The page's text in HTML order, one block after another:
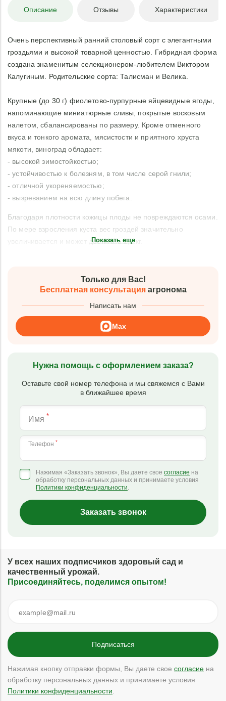
Описание Отзывы Характеристики
Очень перспективный ранний столовый сорт с элегантными
гроздьями и высокой товарной ценностью. Гибридная форма
создана знаменитым селекционером-любителем Виктором
Калугиным. Родительские сорта: Талисман и Велика.
Крупные (до 30 г) фиолетово-пурпурные яйцевидные ягоды,
напоминающие миниатюрные сливы, покрытые восковым
налетом, сбалансированы по размеру. Кроме отменного
вкуса и тонкого аромата, мясистости и приятного хруста
мякоти, виноград обладает:
- высокой зимостойкостью;
- устойчивостью к болезням, в том числе серой гнили;
- отличной укореняемостью;
- вызреванием на всю длину побега.
Благодаря плотности кожицы плоды не повреждаются осами.
По мере взросления куста вес гроздей значительно
увеличивается и может достигать 1,2 кг.
Показать еще
Только для Вас!
Бесплатная консультацияагронома
Написать нам
Max
Нужна помощь с оформлением заказа?
Оставьте свой номер телефона и мы свяжемся с Вами
в ближайшее время
Имя *
Телефон *
Нажимая «Заказать звонок», Вы даете свое согласие на
обработку персональных данных и принимаете условия
Политики конфиденциальности.
Заказать звонок
У всех наших подписчиков здоровый сад и
качественный урожай.
Присоединяйтесь, поделимся опытом!
Нажимая кнопку отправки формы, Вы даете свое согласие на
обработку персональных данных и принимаете условия
Политики конфиденциальности